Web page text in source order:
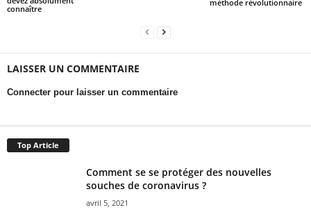
connaître
méthode révolutionnaire
LAISSER UN COMMENTAIRE
Connecter pour laisser un commentaire
Top Article
Comment se se protéger des nouvelles
souches de coronavirus ?
avril 5, 2021